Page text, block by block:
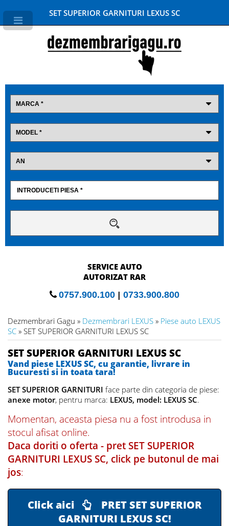
SET SUPERIOR GARNITURI LEXUS SC
SERVICE AUTO
AUTORIZAT RAR
0757.900.100 | 0733.900.800
Dezmembrari Gagu » Dezmembrari LEXUS» Piese auto LEXUS
SC» SET SUPERIOR GARNITURI LEXUS SC
SET SUPERIOR GARNITURI LEXUS SC
Vand piese LEXUS SC, cu garantie, livrare in
Bucuresti si in toata tara!
SET SUPERIOR GARNITURI face parte din categoria de piese:
anexe motor, pentru marca: LEXUS, model: LEXUS SC.
Momentan, aceasta piesa nu a fost introdusa in
stocul afisat online.
Daca doriti o oferta - pret SET SUPERIOR
GARNITURI LEXUS SC, click pe butonul de mai
jos:
Click aici
PRET SET SUPERIOR
GARNITURI LEXUS SC!